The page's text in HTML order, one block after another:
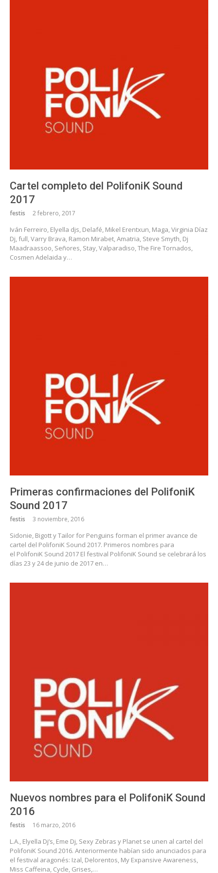
Cartel completo del PolifoniK Sound
2017
festis 2 febrero, 2017
Iván Ferreiro​​, Elyella djs​, Delafé​, Mikel Erentxun​, Maga​​, Virginia Díaz
Dj, full​, Varry Brava​, Ramon Mirabet​, Amatria​, Steve Smyth​, Dj
Maadraassoo​, Señores​, Stay​​, Valparadiso​, The Fire Tornados​,
Cosmen Adelaida​ y…
Primeras confirmaciones del PolifoniK
Sound 2017
festis 3 noviembre, 2016
Sidonie, Bigott y Tailor for Penguins forman el primer avance de
cartel del PolifoniK Sound 2017. Primeros nombres para
el PolifoniK Sound 2017 El festival PolifoniK Sound se celebrará los
días 23 y 24 de junio de 2017 en…
Nuevos nombres para el PolifoniK Sound
2016
festis 16 marzo, 2016
L.A., Elyella Dj’s, Eme Dj, Sexy Zebras y Planet se unen al cartel del
PolifoniK Sound 2016. Anteriormente habían sido anunciados para
el festival aragonés: Izal, Delorentos, My Expansive Awareness,
Miss Caffeina, Cycle, Grises,…